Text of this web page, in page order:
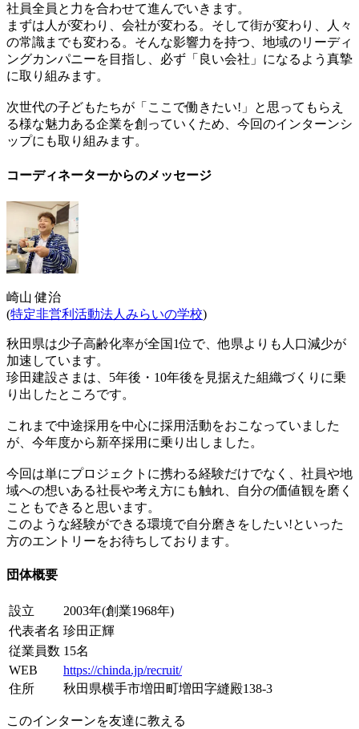
社員全員と力を合わせて進んでいきます。
まずは人が変わり、会社が変わる。そして街が変わり、人々
の常識までも変わる。そんな影響力を持つ、地域のリーディ
ングカンパニーを目指し、必ず「良い会社」になるよう真摯
に取り組みます。
次世代の子どもたちが「ここで働きたい!」と思ってもらえ
る様な魅力ある企業を創っていくため、今回のインターンシ
ップにも取り組みます。
コーディネーターからのメッセージ
崎山 健治
(特定非営利活動法人みらいの学校)
秋田県は少子高齢化率が全国1位で、他県よりも人口減少が
加速しています。
珍田建設さまは、5年後・10年後を見据えた組織づくりに乗
り出したところです。
これまで中途採用を中心に採用活動をおこなっていました
が、今年度から新卒採用に乗り出しました。
今回は単にプロジェクトに携わる経験だけでなく、社員や地
域への想いある社長や考え方にも触れ、自分の価値観を磨く
こともできると思います。
このような経験ができる環境で自分磨きをしたい!といった
方のエントリーをお待ちしております。
団体概要
設立
2003年(創業1968年)
代表者名 珍田正輝
従業員数 15名
WEB
https://chinda.jp/recruit/
住所
秋田県横手市増田町増田字縫殿138-3
このインターンを友達に教える